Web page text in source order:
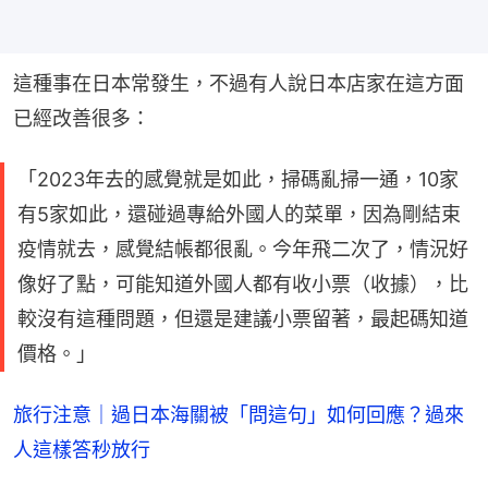
這種事在日本常發生，不過有人說日本店家在這方面
已經改善很多：
「2023年去的感覺就是如此，掃碼亂掃一通，10家
有5家如此，還碰過專給外國人的菜單，因為剛結束
疫情就去，感覺結帳都很亂。今年飛二次了，情況好
像好了點，可能知道外國人都有收小票（收據），比
較沒有這種問題，但還是建議小票留著，最起碼知道
價格。」
旅行注意｜過日本海關被「問這句」如何回應？過來
人這樣答秒放行